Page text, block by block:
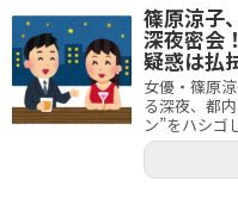
篠原涼子
深夜密会
疑惑は払
女優・篠原
る深夜、都
ン”をハシゴ